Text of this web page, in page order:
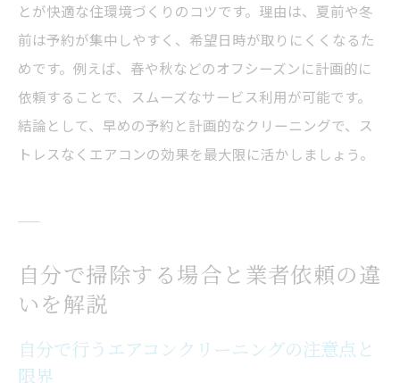
とが快適な住環境づくりのコツです。理由は、夏前や冬
前は予約が集中しやすく、希望日時が取りにくくなるた
めです。例えば、春や秋などのオフシーズンに計画的に
依頼することで、スムーズなサービス利用が可能です。
結論として、早めの予約と計画的なクリーニングで、ス
トレスなくエアコンの効果を最大限に活かしましょう。
自分で掃除する場合と業者依頼の違
いを解説
自分で行うエアコンクリーニングの注意点と
限界